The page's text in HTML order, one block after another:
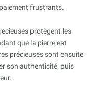
frustrants.
protègent les
que la pierre est
précieuses sont ensuite
son authenticité, puis